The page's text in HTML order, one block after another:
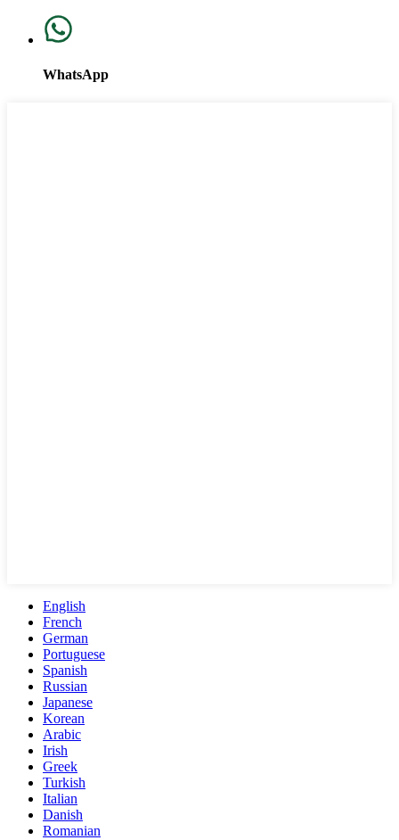
WhatsApp
English
French
German
Portuguese
Spanish
Russian
Japanese
Korean
Arabic
Irish
Greek
Turkish
Italian
Danish
Romanian